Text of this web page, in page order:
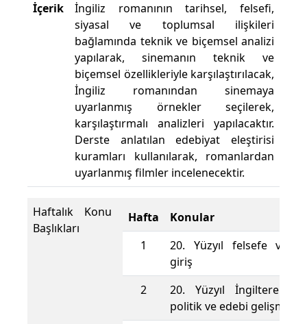
İçerik
İngiliz romanının tarihsel, felsefi,
siyasal ve toplumsal ilişkileri
bağlamında teknik ve biçemsel analizi
yapılarak, sinemanın teknik ve
biçemsel özellikleriyle karşılaştırılacak,
İngiliz romanından sinemaya
uyarlanmış örnekler seçilerek,
karşılaştırmalı analizleri yapılacaktır.
Derste anlatılan edebiyat eleştirisi
kuramları kullanılarak, romanlardan
uyarlanmış filmler incelenecektir.
Haftalık Konu
Başlıkları
Hafta
Konular
1
20. Yüzyıl felsefe ve
giriş
2
20. Yüzyıl
politik ve edebi gelişmeler